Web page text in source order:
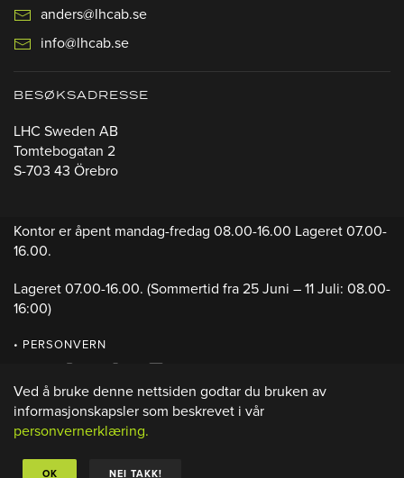
anders@lhcab.se
info@lhcab.se
BESØKSADRESSE
LHC Sweden AB
Tomtebogatan 2
S-703 43 Örebro
Kontor er åpent mandag-fredag 08.00-16.00 Lageret 07.00-
16.00.
Lageret 07.00-16.00. (Sommertid fra 25 Juni – 11 Juli: 08.00-
16:00)
• PERSONVERN
Ved å bruke denne nettsiden godtar du bruken av
informasjonskapsler som beskrevet i vår
personvernerklæring.
OK NEI TAKK!